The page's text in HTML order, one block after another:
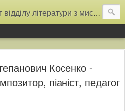
з мистецтва Тернопільської обласної універсальної наукової бібліотеки
Косенко -
піаніст, педагог